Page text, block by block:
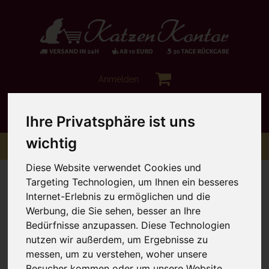
Ihre Privatsphäre ist uns
wichtig
Diese Website verwendet Cookies und
Targeting Technologien, um Ihnen ein besseres
Internet-Erlebnis zu ermöglichen und die
Werbung, die Sie sehen, besser an Ihre
Bedürfnisse anzupassen. Diese Technologien
nutzen wir außerdem, um Ergebnisse zu
messen, um zu verstehen, woher unsere
Anmelden
ToggleMenü
Sie sind hier: Hochwertiges Nassfutter Lucky Lou